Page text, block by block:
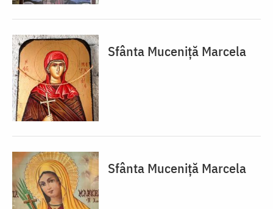
Sfânta Muceniță Marcela
Sfânta Muceniță Marcela